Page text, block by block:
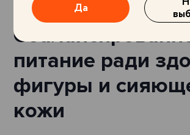
Да
питание ради
фигуры и
кожи